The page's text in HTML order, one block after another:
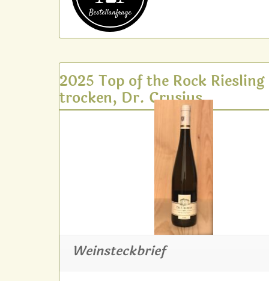
Bestell­anfrage
2025 Top of the Rock Riesling
trocken, Dr. Crusius
Weinsteckbrief